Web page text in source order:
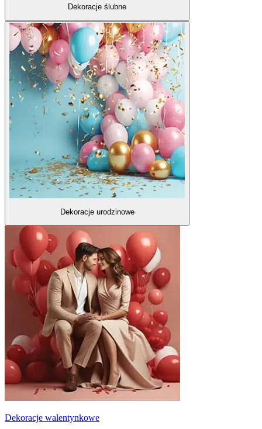
Dekoracje ślubne
Dekoracje urodzinowe
Dekoracje walentynkowe